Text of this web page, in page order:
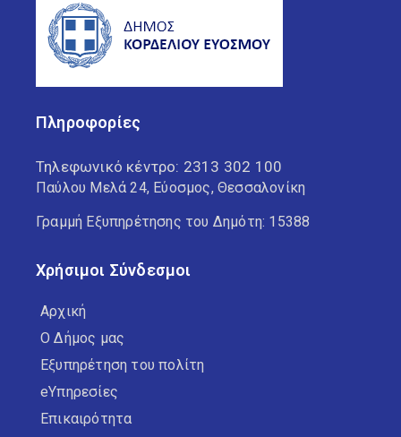
Πληροφορίες
Τηλεφωνικό κέντρο: 2313 302 100
Παύλου Μελά 24, Εύοσμος, Θεσσαλονίκη
Γραμμή Εξυπηρέτησης του Δημότη: 15388
Χρήσιμοι Σύνδεσμοι
Αρχική
Ο Δήμος μας
Εξυπηρέτηση του πολίτη
eΥπηρεσίες
Επικαιρότητα